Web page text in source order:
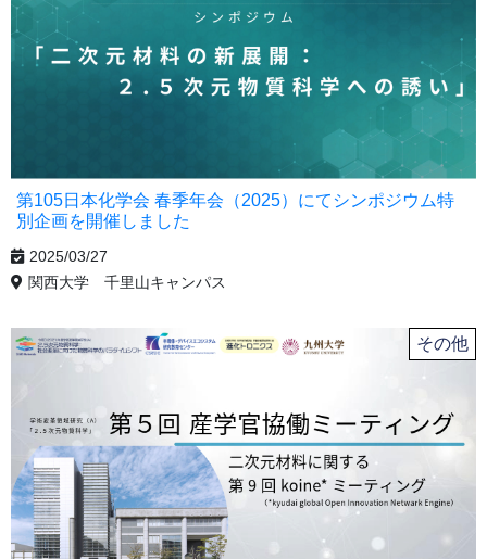
第105日本化学会 春季年会（2025）にてシンポジウム特
別企画を開催しました
2025/03/27
関西大学 千里山キャンパス
その他